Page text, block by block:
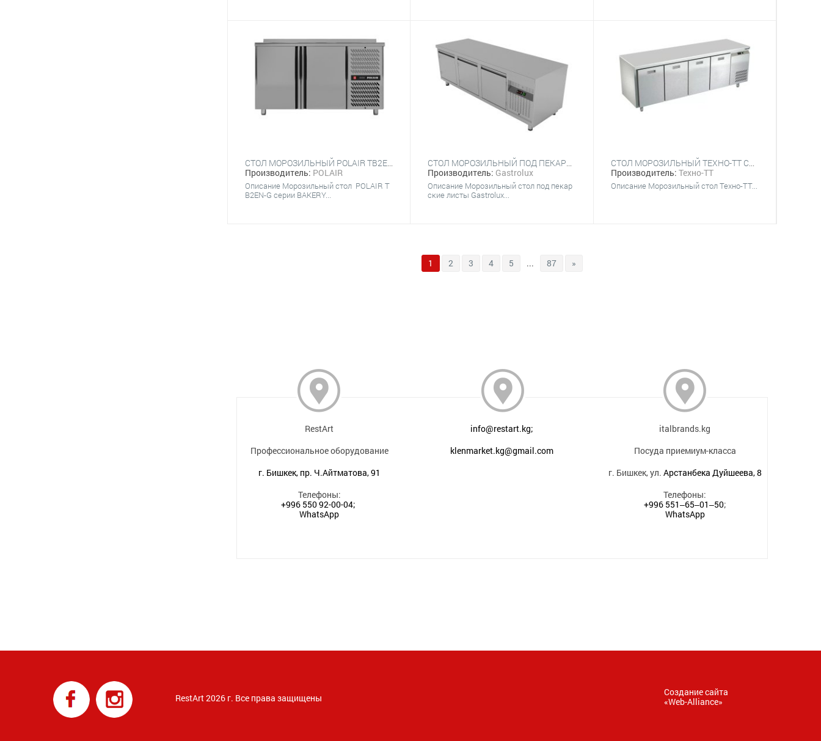
СТОЛ МОРОЗИЛЬНЫЙ POLAIR TB2EN-G С БОРТОМ
Производитель: POLAIR
Описание Морозильный стол POLAIR T
B2EN-G серии BAKERY...
СТОЛ МОРОЗИЛЬНЫЙ ПОД ПЕКАРСКИЕ ЛИСТЫ GASTROLUX СМК4-257/4Д/SP
Производитель: Gastrolux
Описание Морозильный стол под пекар
ские листы Gastrolux...
СТОЛ МОРОЗИЛЬНЫЙ ТЕХНО-ТТ СПБ/М-623/04-2207
Производитель: Техно-ТТ
Описание Морозильный стол Техно-ТТ...
1 2 3 4 5 ... 87 »
RestArt
Профессиональное оборудование
г. Бишкек, пр. Ч.Айтматова, 91
Телефоны:
+996 550 92-00-04;
WhatsApp
info@restart.kg;
klenmarket.kg@gmail.com
italbrands.kg
Посуда приемиум-класса
г. Бишкек, ул. Арстанбека Дуйшеева, 8
Телефоны:
+996 551‒65‒01‒50;
WhatsApp
RestArt 2026 г. Все права защищены
Создание сайта
«Web-Alliance»